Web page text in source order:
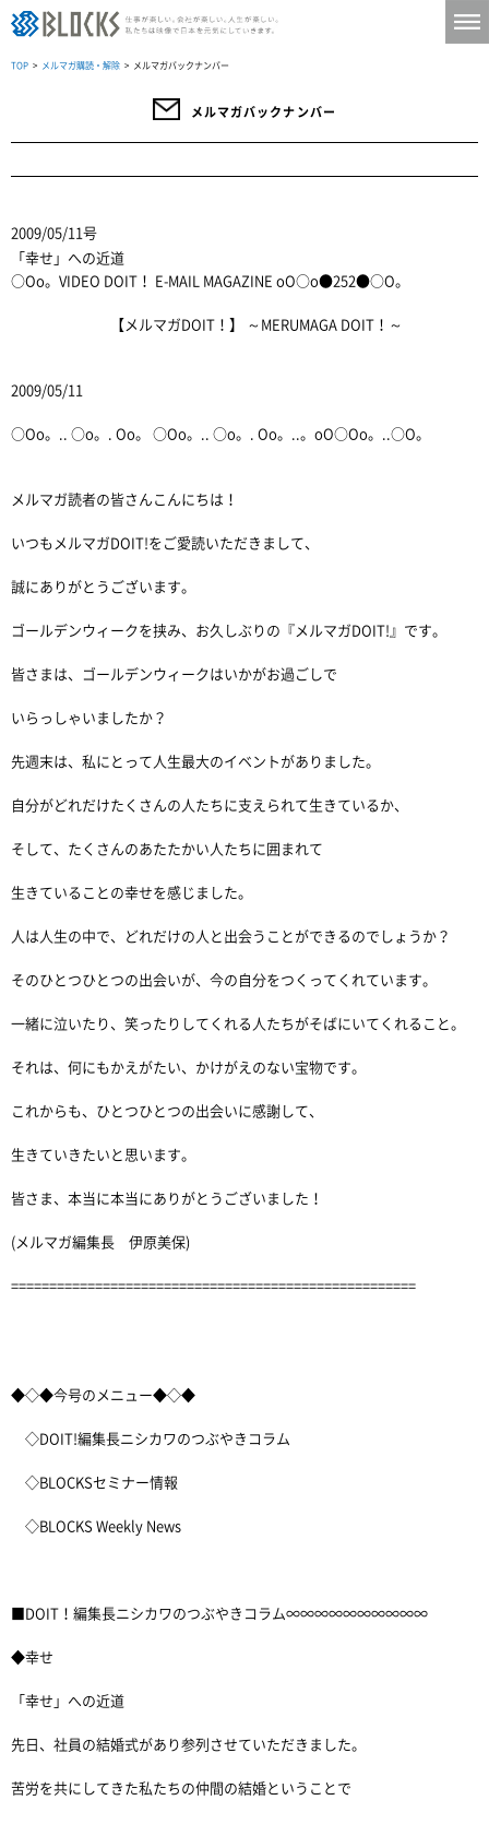
TOP > メルマガ購読・解除 > メルマガバックナンバー
メルマガバックナンバー
2009/05/11号
「幸せ」への近道
○Oo。VIDEO DOIT！ E-MAIL MAGAZINE oO○o●252●○O。
【メルマガDOIT！】 ～MERUMAGA DOIT！～
2009/05/11
○Oo。.. ○o。. Oo。 ○Oo。.. ○o。. Oo。..。oO○Oo。..○O。
メルマガ読者の皆さんこんにちは！
いつもメルマガDOIT!をご愛読いただきまして、
誠にありがとうございます。
ゴールデンウィークを挟み、お久しぶりの『メルマガDOIT!』です。
皆さまは、ゴールデンウィークはいかがお過ごしで
いらっしゃいましたか？
先週末は、私にとって人生最大のイベントがありました。
自分がどれだけたくさんの人たちに支えられて生きているか、
そして、たくさんのあたたかい人たちに囲まれて
生きていることの幸せを感じました。
人は人生の中で、どれだけの人と出会うことができるのでしょうか？
そのひとつひとつの出会いが、今の自分をつくってくれています。
一緒に泣いたり、笑ったりしてくれる人たちがそばにいてくれること。
それは、何にもかえがたい、かけがえのない宝物です。
これからも、ひとつひとつの出会いに感謝して、
生きていきたいと思います。
皆さま、本当に本当にありがとうございました！
(メルマガ編集長 伊原美保)
=====================================================
◆◇◆今号のメニュー◆◇◆
◇DOIT!編集長ニシカワのつぶやきコラム
◇BLOCKSセミナー情報
◇BLOCKS Weekly News
■DOIT！編集長ニシカワのつぶやきコラム∞∞∞∞∞∞∞∞∞∞
◆幸せ
「幸せ」への近道
先日、社員の結婚式があり参列させていただきました。
苦労を共にしてきた私たちの仲間の結婚ということで